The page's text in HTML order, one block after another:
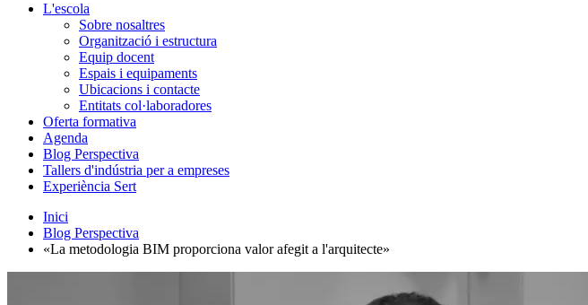
L'escola
Sobre nosaltres
Organització i estructura
Equip docent
Espais i equipaments
Ubicacions i contacte
Entitats col·laboradores
Oferta formativa
Agenda
Blog Perspectiva
Tallers d'indústria per a empreses
Experiència Sert
Inici
Blog Perspectiva
«La metodologia BIM proporciona valor afegit a l'arquitecte»